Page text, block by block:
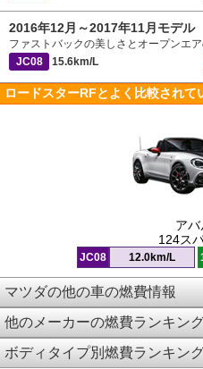
2016年12月～2017年11月モデル
ファストバックの美しさとオープンエ
JC08
15.6km/L
ロードスターRFとよく比較されて
アバ
124ス
JC08 12.0km/L
マツダの他の車の燃費情報
他のメーカーの燃費ランキン
ボディタイプ別燃費ランキン